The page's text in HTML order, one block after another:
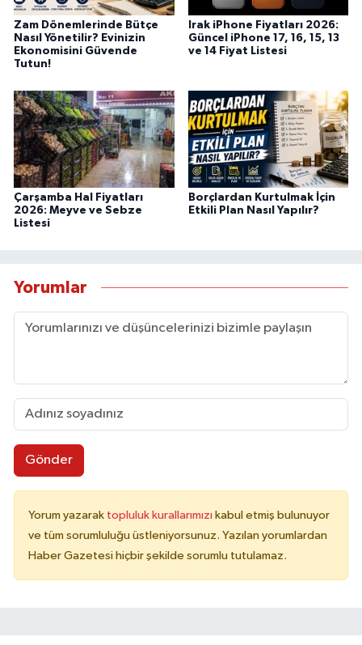
Zam Dönemlerinde Bütçe
Nasıl Yönetilir? Evinizin
Ekonomisini Güvende
Tutun!
Irak iPhone Fiyatları 2026:
Güncel iPhone 17, 16, 15, 13
ve 14 Fiyat Listesi
Çarşamba Hal Fiyatları
2026: Meyve ve Sebze
Listesi
Borçlardan Kurtulmak İçin
Etkili Plan Nasıl Yapılır?
Yorumlar
Gönder
Yorum yazarak topluluk kurallarımızı kabul etmiş bulunuyor
ve tüm sorumluluğu üstleniyorsunuz. Yazılan yorumlardan
Haber Gazetesi hiçbir şekilde sorumlu tutulamaz.